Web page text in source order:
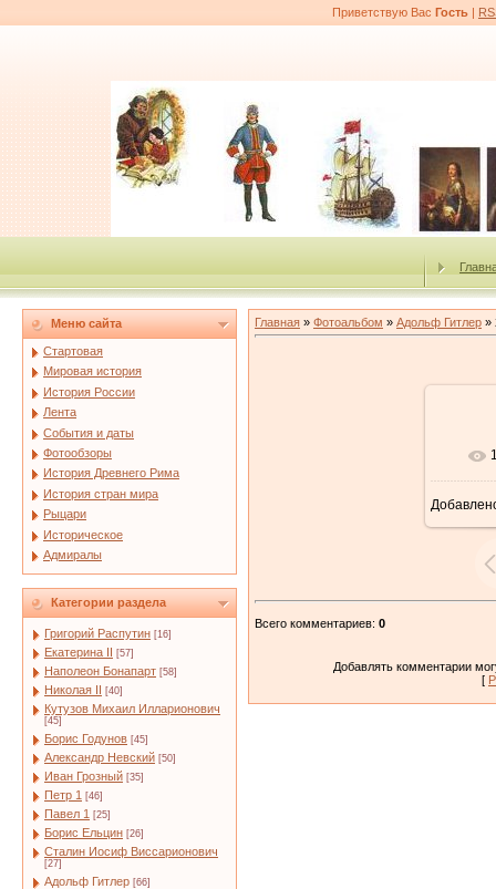
Приветствую Вас Гость |
Меню сайта
Стартовая
Мировая история
История России
Лента
События и даты
Фотообзоры
История Древнего Рима
История стран мира
Рыцари
Историческое
Адмиралы
Категории раздела
Григорий Распутин [16]
Екатерина II [57]
Наполеон Бонапарт [58]
Николая II [40]
Кутузов Михаил Илларионович
[45]
Борис Годунов [45]
Александр Невский [50]
Иван Грозный [35]
Петр 1 [46]
Павел 1 [25]
Борис Ельцин [26]
Сталин Иосиф Виссарионович
[27]
Адольф Гитлер [66]
Главная » Фотоальбом » Адольф Гитлер »
Всего комментариев: 0
Добавлять комментарии
[